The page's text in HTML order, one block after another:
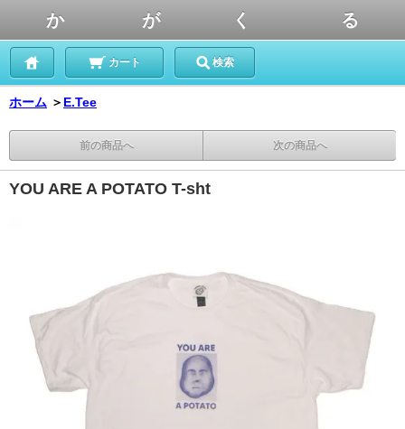
か が く る
カート 検索
ホーム ＞ E.Tee
前の商品へ 次の商品へ
YOU ARE A POTATO T-sht